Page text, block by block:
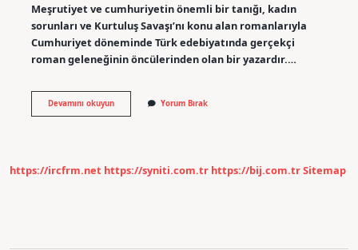
Meşrutiyet ve cumhuriyetin önemli bir tanığı, kadın
sorunları ve Kurtuluş Savaşı’nı konu alan romanlarıyla
Cumhuriyet döneminde Türk edebiyatında gerçekçi
roman geleneğinin öncülerinden olan bir yazardır.…
Devamını okuyunMandacılığı
Kimler
Yorum Bırak
https://ircfrm.net https://syniti.com.tr https://bij.com.trSitemap